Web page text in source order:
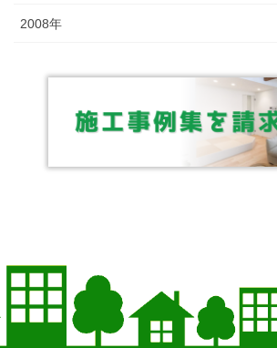
2008年